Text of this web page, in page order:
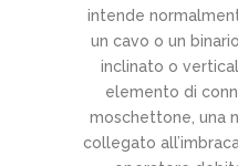
intende
un cavo o un
inclinato o
elemento di
moschettone, una
collegato